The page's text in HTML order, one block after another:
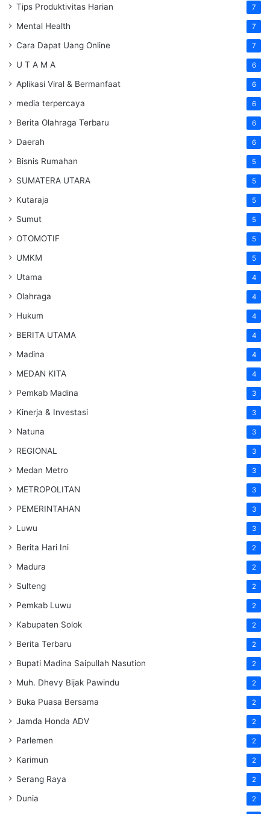
Tips Produktivitas Harian 7
Mental Health 7
Cara Dapat Uang Online 7
U T A M A 6
Aplikasi Viral & Bermanfaat 6
media terpercaya 6
Berita Olahraga Terbaru 6
Daerah 6
Bisnis Rumahan 5
SUMATERA UTARA 5
Kutaraja 5
Sumut 5
OTOMOTIF 5
UMKM 5
Utama 4
Olahraga 4
Hukum 4
BERITA UTAMA 4
Madina 4
MEDAN KITA 4
Pemkab Madina 3
Kinerja & Investasi 3
Natuna 3
REGIONAL 3
Medan Metro 3
METROPOLITAN 3
PEMERINTAHAN 3
Luwu 3
Berita Hari Ini 2
Madura 2
Sulteng 2
Pemkab Luwu 2
Kabupaten Solok 2
Berita Terbaru 2
Bupati Madina Saipullah Nasution 2
Muh. Dhevy Bijak Pawindu 2
Buka Puasa Bersama 2
Jamda Honda ADV 2
Parlemen 2
Karimun 2
Serang Raya 2
Dunia 2